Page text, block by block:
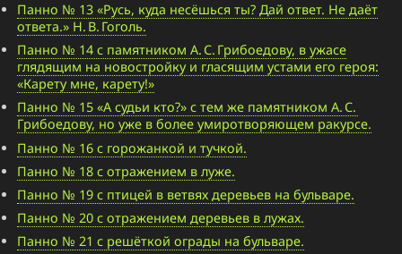
Панно № 13 «Русь, куда несёшься ты? Дай ответ. Не даёт
ответа.» Н. В. Гоголь.
Панно № 14 с памятником А. С. Грибоедову, в ужасе
глядящим на новостройку и гласящим устами его героя:
«Карету мне, карету!»
Панно № 15 «А судьи кто?» с тем же памятником А. С.
Грибоедову, но уже в более умиротворяющем ракурсе.
Панно № 16 с горожанкой и тучкой.
Панно № 18 с отражением в луже.
Панно № 19 с птицей в ветвях деревьев на бульваре.
Панно № 20 с отражением деревьев в лужах.
Панно № 21 с решёткой ограды на бульваре.